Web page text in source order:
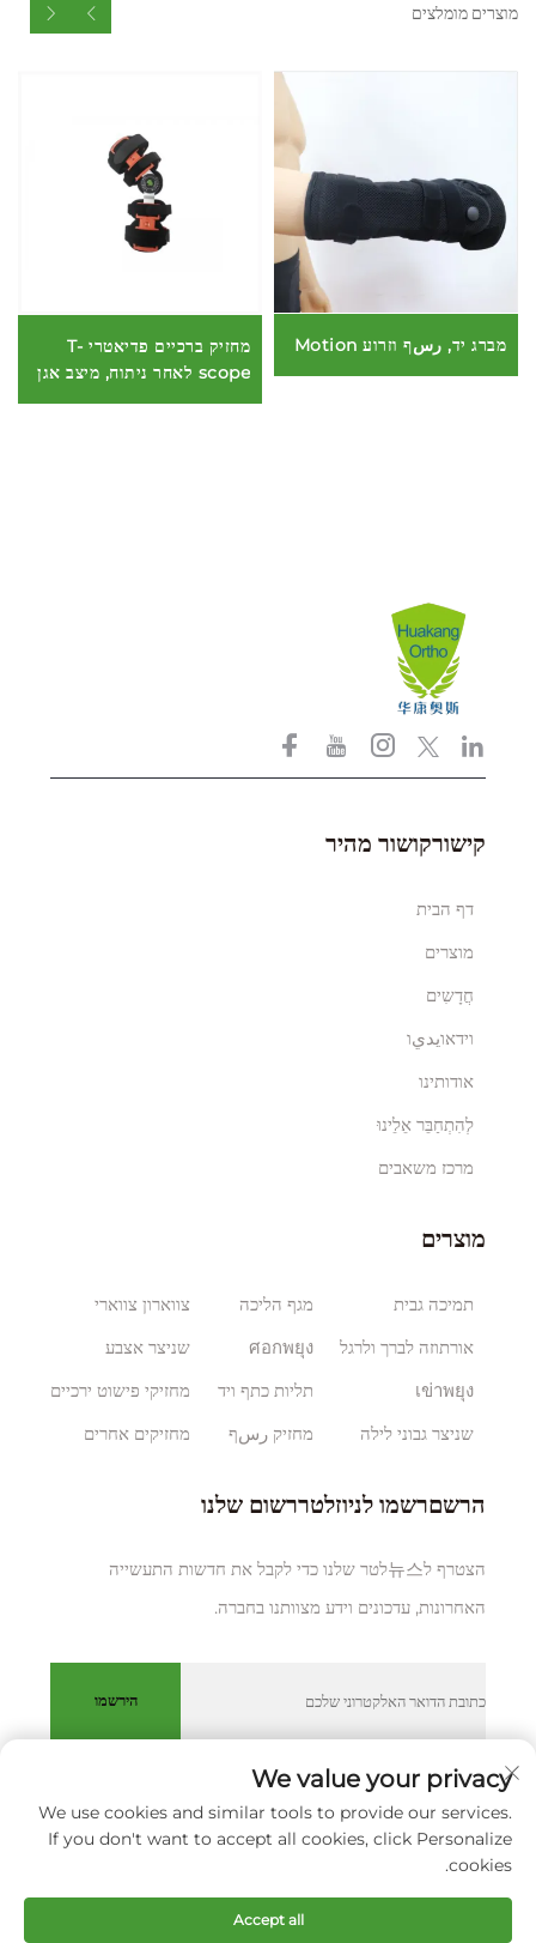
מוצרים מומלצים
מברג יד, رسף וזרוע Motion
מחזיק ברכיים פדיאטרי T-
scope לאחר ניתוח, מיצב אגן
קישורקושור מהיר
דף הבית
מוצרים
חֲדָשִים
וידאוيديו
אודותינו
לְהִתְחַבֵּר אֵלֵינוּ
מרכז משאבים
מוצרים
תמיכה גבית
אורתוזה לברך ולרגל
เข่าพยุง
שניצר גבוני לילה
מגף הליכה
ศอกพยุง
תליות כתף ויד
מחזיק رسף
צווארון צווארי
שניצר אצבע
מחזיקי פישוט ירכיים
מחזיקים אחרים
הרשםרשמו לניוזלטררשום שלנו
הצטרף ל뉴스לטר שלנו כדי לקבל את חדשות התעשייה
האחרונות, עדכונים וידע מצוותנו בחברה.
הירשמו
כל הזכויות שמורות © XIAMEN HUAKANG ORTHOPEDIC CO.,
LTD. מדיניות הפרטיות
גלול למעלה
We value your privacy
We use cookies and similar tools to provide our services.
If you don't want to accept all cookies, click Personalize
cookies.
Accept all